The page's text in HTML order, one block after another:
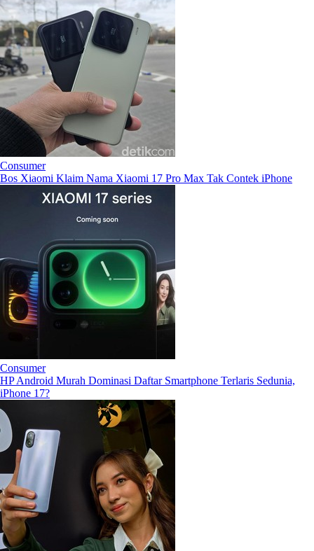
Consumer
Bos Xiaomi Klaim Nama Xiaomi 17 Pro Max Tak Contek iPhone
Consumer
HP Android Murah Dominasi Daftar Smartphone Terlaris Sedunia,
iPhone 17?